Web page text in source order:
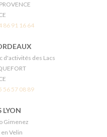
86 91 16 64
d'activités des Lacs
56 57 08 89
LYON
Gimenez
Velin